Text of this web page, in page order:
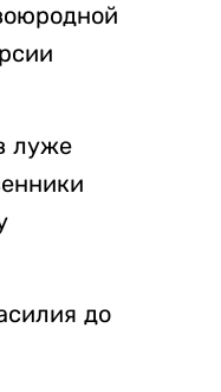
луже
до